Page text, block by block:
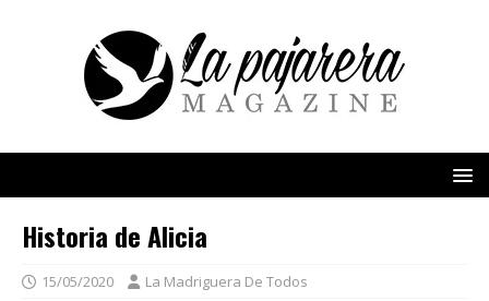
Historia de Alicia
15/05/2020 La Madriguera De Todos